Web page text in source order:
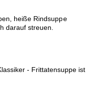
heiße Rindsuppe
darauf streuen.
- Frittatensuppe ist